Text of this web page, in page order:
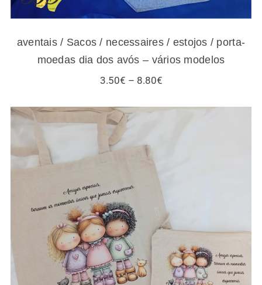
aventais / Sacos / necessaires / estojos / porta-
moedas dia dos avós – vários modelos
3.50€ – 8.80€Price
Sacos / necessaires / estojos / porta-
moedas para amigas e gatos – vários
modelos